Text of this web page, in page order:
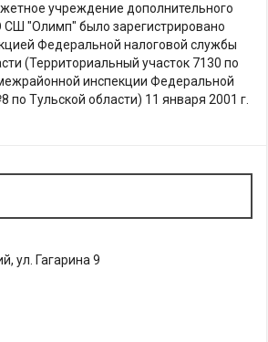
учреждение дополнительного
"Олимп" было зарегистрировано
Федеральной налоговой службы
(Территориальный участок 7130 по
инспекции Федеральной
Тульской области) 11 января 2001 г.
ул. Гагарина 9